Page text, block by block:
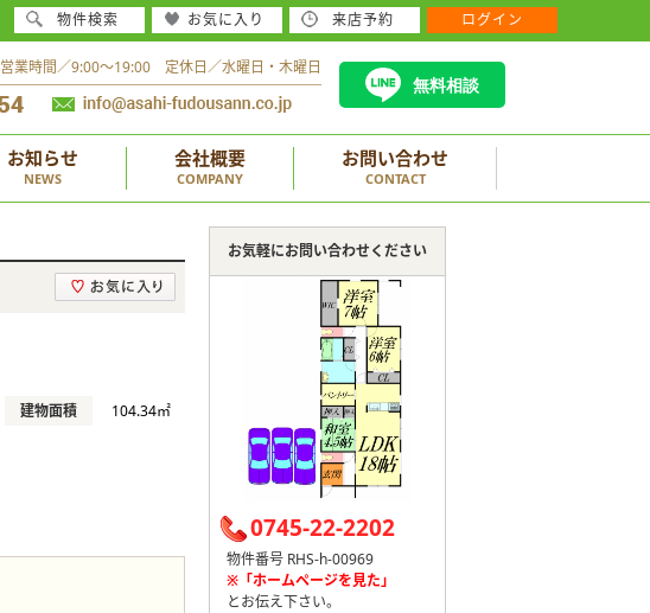
営業時間／9:00～19:00 定休日／水曜日・木曜日
無料相談
お知らせ
NEWS
会社概要
COMPANY
お問い合わせ
CONTACT
建物面積 104.34㎡
お気軽にお問い合わせください
0745-22-2202
物件番号 RHS-h-00969
※「ホームページを見た」
とお伝え下さい。
物件検索 お気に入り 来店予約 ログイン